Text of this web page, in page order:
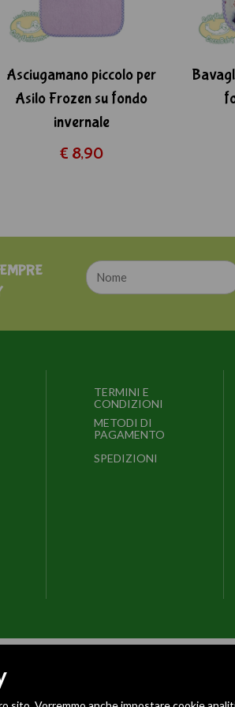
Asciugamano piccolo per
Asilo Frozen su fondo
invernale
€ 8,90
TERMINI E
CONDIZIONI
METODI DI
PAGAMENTO
SPEDIZIONI